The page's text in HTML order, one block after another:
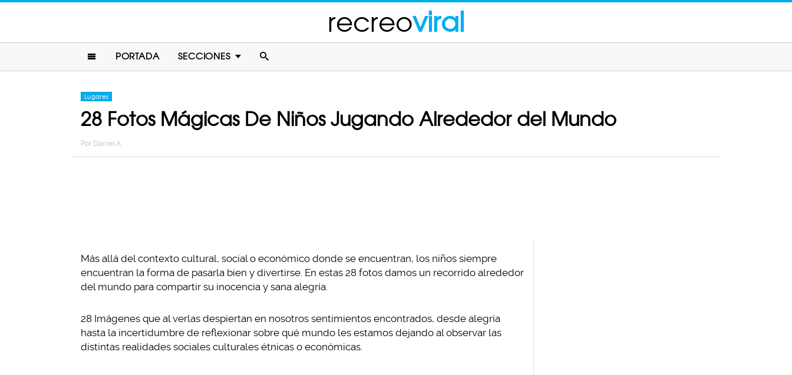
recreoviral
PORTADA SECCIONES
Lugares
28 Fotos Mágicas De Niños Jugando Alrededor del Mundo
Por Daniel A.
Más allá del contexto cultural, social o económico donde se encuentran, los niños siempre
encuentran la forma de pasarla bien y divertirse. En estas 28 fotos damos un recorrido alrededor
del mundo para compartir su inocencia y sana alegría.
28 Imágenes que al verlas despiertan en nosotros sentimientos encontrados, desde alegría
hasta la incertidumbre de reflexionar sobre qué mundo les estamos dejando al observar las
distintas realidades sociales culturales étnicas o económicas.